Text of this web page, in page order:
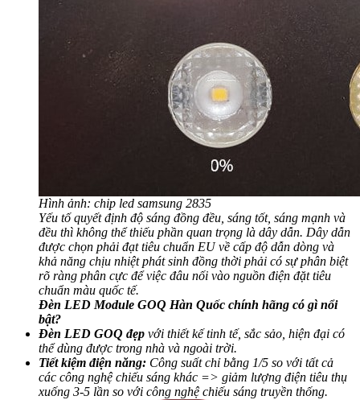
Hình ảnh: chip led samsung 2835
Yếu tố quyết định độ sáng đồng đều, sáng tốt, sáng mạnh và
đều thì không thể thiếu phần quan trọng là dây dẫn. Dây dẫn
được chọn phải đạt tiêu chuẩn EU về cấp độ dẫn dòng và
khả năng chịu nhiệt phát sinh đồng thời phải có sự phân biệt
rõ ràng phân cực để việc đâu nối vào nguồn điện đặt tiêu
chuẩn màu quốc tế.
Đèn LED Module GOQ Hàn Quốc chính hãng có gì nổi
bật?
Đèn LED GOQ đẹp với thiết kế tinh tế, sắc sảo, hiện đại có
thể dùng được trong nhà và ngoài trời.
Tiết kiệm điện năng: Công suất chỉ bằng 1/5 so với tất cả
các công nghệ chiếu sáng khác => giảm lượng điện tiêu thụ
xuống 3-5 lần so với công nghệ chiếu sáng truyền thống.